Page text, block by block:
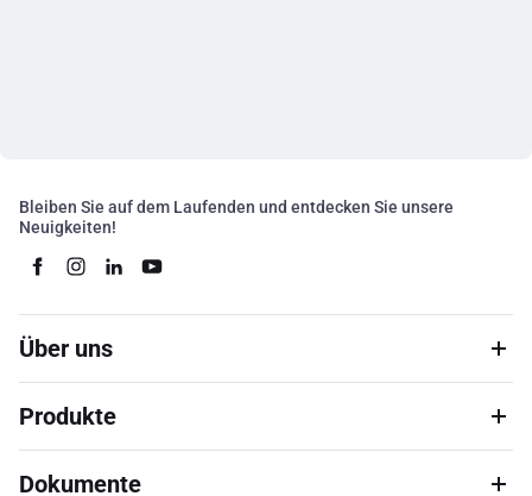
Bleiben Sie auf dem Laufenden und entdecken Sie unsere
Neuigkeiten!
Über uns
Produkte
Dokumente